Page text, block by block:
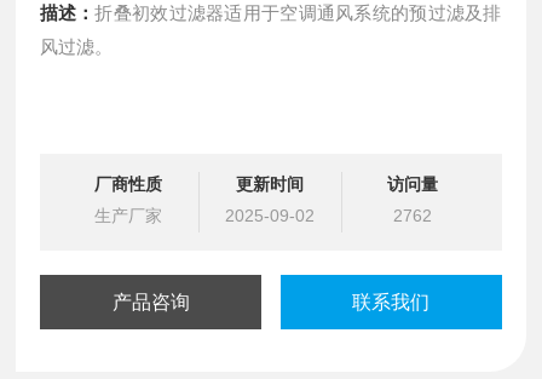
描述：折叠初效过滤器适用于空调通风系统的预过滤及排
风过滤。
厂商性质
生产厂家
更新时间
2025-09-02
访问量
2762
产品咨询 联系我们